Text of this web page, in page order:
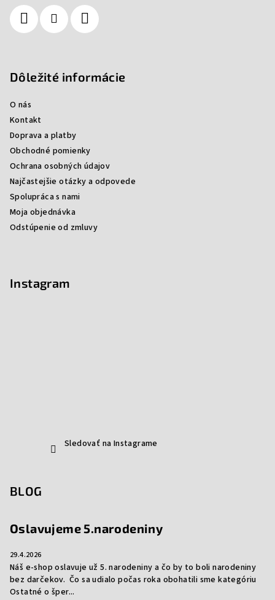
Dôležité informácie
O nás
Kontakt
Doprava a platby
Obchodné pomienky
Ochrana osobných údajov
Najčastejšie otázky a odpovede
Spolupráca s nami
Moja objednávka
Odstúpenie od zmluvy
Instagram
Sledovať na Instagrame
BLOG
Oslavujeme 5.narodeniny
29.4.2026
Náš e-shop oslavuje už 5. narodeniny a čo by to boli narodeniny
bez darčekov. Čo sa udialo počas roka obohatili sme kategóriu
Ostatné o šper...